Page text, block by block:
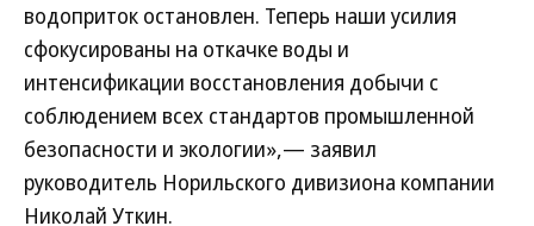
водоприток остановлен. Теперь наши усилия
сфокусированы на откачке воды и
интенсификации восстановления добычи с
соблюдением всех стандартов промышленной
безопасности и экологии»,— заявил
руководитель Норильского дивизиона компании
Николай Уткин.